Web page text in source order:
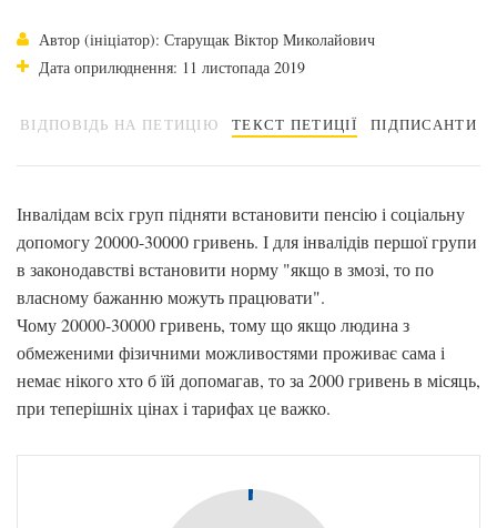
Автор (ініціатор): Старущак Віктор Миколайович
Дата оприлюднення: 11 листопада 2019
ВІДПОВІДЬ НА ПЕТИЦІЮ ТЕКСТ ПЕТИЦІЇ ПІДПИСАНТИ
Інвалідам всіх груп підняти встановити пенсію і соціальну
допомогу 20000-30000 гривень. І для інвалідів першої групи
в законодавстві встановити норму "якщо в змозі, то по
власному бажанню можуть працювати".
Чому 20000-30000 гривень, тому що якщо людина з
обмеженими фізичними можливостями проживає сама і
немає нікого хто б їй допомагав, то за 2000 гривень в місяць,
при теперішніх цінах і тарифах це важко.